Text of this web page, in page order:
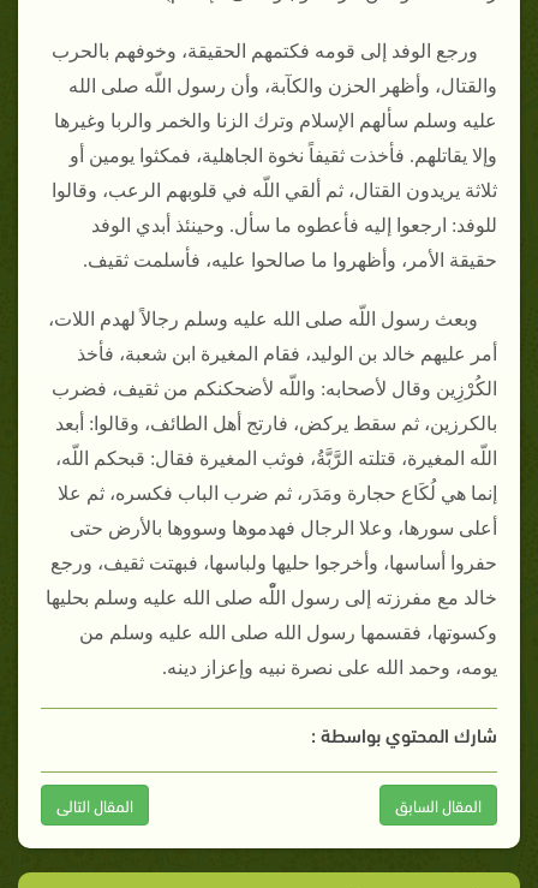
ورجع الوفد إلى قومه فكتمهم الحقيقة، وخوفهم بالحرب
والقتال، وأظهر الحزن والكآبة، وأن رسول اللّه صلى الله
عليه وسلم سألهم الإسلام وترك الزنا والخمر والربا وغيرها
وإلا يقاتلهم‏.‏ فأخذت ثقيفاً نخوة الجاهلية، فمكثوا يومين أو
ثلاثة يريدون القتال، ثم ألقي اللّه في قلوبهم الرعب، وقالوا
للوفد‏:‏ ارجعوا إليه فأعطوه ما سأل‏.‏ وحينئذ أبدي الوفد
حقيقة الأمر، وأظهروا ما صالحوا عليه، فأسلمت ثقيف‏.‏
وبعث رسول اللّه صلى الله عليه وسلم رجالاً لهدم اللات،
أمر عليهم خالد بن الوليد، فقام المغيرة ابن شعبة، فأخذ
الكُرْزِين وقال لأصحابه‏:‏ واللّه لأضحكنكم من ثقيف، فضرب
بالكرزين، ثم سقط يركض، فارتج أهل الطائف، وقالوا‏:‏ أبعد
اللّه المغيرة، قتلته الرَّبَّةُ، فوثب المغيرة فقال‏:‏ قبحكم اللّه،
إنما هي لُكَاع حجارة ومَدَر، ثم ضرب الباب فكسره، ثم علا
أعلى سورها، وعلا الرجال فهدموها وسووها بالأرض حتى
حفروا أساسها، وأخرجوا حليها ولباسها، فبهتت ثقيف، ورجع
خالد مع مفرزته إلى رسول اللّْه صلى الله عليه وسلم بحليها
وكسوتها، فقسمها رسول الله صلى الله عليه وسلم من
يومه، وحمد الله على نصرة نبيه وإعزاز دينه‏.
شارك المحتوي بواسطة :
المقال السابق المقال التالى